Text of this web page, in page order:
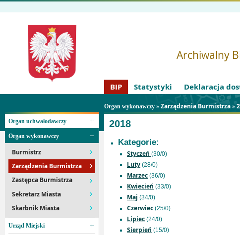
Archiwalny
BIP Statystyki Deklaracja
Organ wykonawczy »Zarządzenia Burmistrza»
Organ uchwałodawczy
Organ wykonawczy
Burmistrz
Zarządzenia Burmistrza
Zastępca Burmistrza
Sekretarz Miasta
Skarbnik Miasta
Urząd Miejski
2018
Kategorie:
Styczeń (30/0)
Luty (28/0)
Marzec (36/0)
Kwiecień (33/0)
Maj (34/0)
Czerwiec (25/0)
Lipiec (24/0)
Sierpień (15/0)